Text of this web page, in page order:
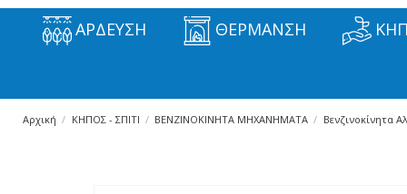
ΑΡΔΕΥΣΗ ΘΕΡΜΑΝΣΗ
Αρχική ΚΗΠΟΣ - ΣΠΙΤΙ ΒΕΝΖΙΝΟΚΙΝΗΤΑ ΜΗΧΑΝΗΜΑΤΑ Βενζινοκίνητα